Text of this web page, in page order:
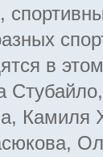
в
Камиля